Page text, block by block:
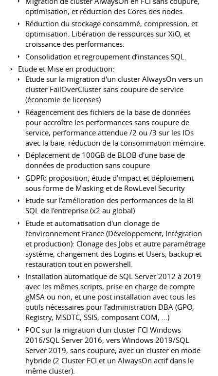
optimisation, et réduction des Cores des nodes.
Réduction du stockage consommé, compression, et
optimisation. Libération de ressources sur XiO, et
croissance des performances.
Consolidation et regroupement d’instances SQL.
Etude et Mise en production:
Etude sur la migration d'un cluster AlwaysOn vers un
cluster FailOverCluster sans coupure de service
(économie de licenses)
Réagencement des fichiers de la base de données
pour accroître les performances sans coupure de
service, performance attendue /2 ou /3 sur les IOs
avec la baie, réduction de la consommation mémoire.
Déplacement de 100GB de BLOB d'une base de
données de production sans coupure
GDPR: proposition, étude d'impact et déploiement
sous forme de Masking et de RowLevel Security
Etude sur l'amélioration des performances de la BI
SQL de l'entreprise (x2 au global)
Etude et automatisation d'un clonage de
l’environnement France (Développement, Intégration
et production): Clonage des Jobs et autre paramétrage
système, changement des Logins et Users, backup et
restauration tout en powershell.
Installation automatique de SQL Server 2012 à 2019
avec les mêmes scripts, prise en charge de compte
gMSA ou non, et une post installation avec tous les
outils nécessaires pour l'administration DBA (GPO,
Registry, MSDTC, SSIS, composant COM, …)
POC sur la migration d'un cluster FCI Windows
2016/SQL Server 2016, vers Windows 2019/SQL
Server 2019, sans coupure, avec un cluster en mode
hybride (2 Cluster FCI et un AlwaysOn actif dans le
même cluster).